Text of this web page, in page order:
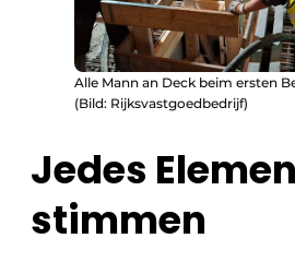
Alle Mann an Deck beim ersten
(Bild: Rijksvastgoedbedrijf)
Jedes
stimmen